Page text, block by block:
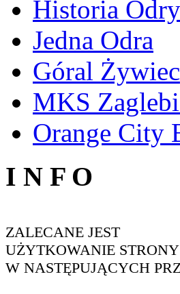
Historia
Jedna Odra
Góral Żywiec
MKS
Orange City
I N F O
ZALECANE JEST
UŻYTKOWANIE STRONY
W NASTĘPUJĄCYCH